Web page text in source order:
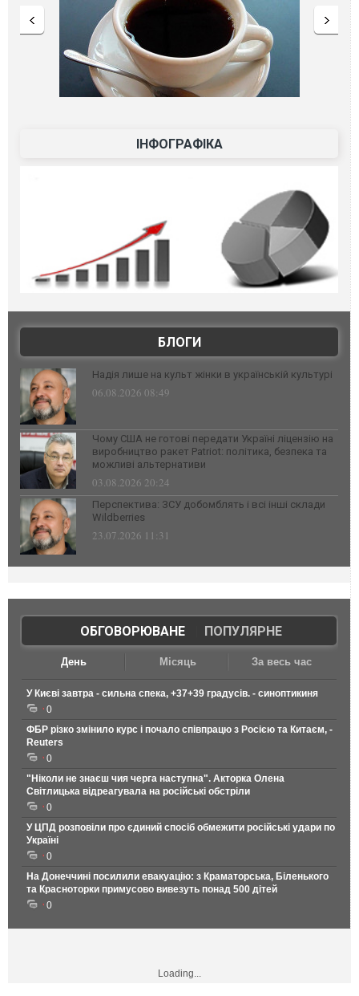
ІНФОГРАФІКА
БЛОГИ
Надія лише на культ жінки в українській культурі
06.08.2026 08:49
Чому США не готові передати Україні ліцензію на
виробництво ракет Patriot: політика, безпека та
можливі альтернативи
03.08.2026 20:24
Перспектива: ЗСУ добомблять і всі інші склади
Wildberries
23.07.2026 11:31
ОБГОВОРЮВАНЕ| ПОПУЛЯРНЕ
День Місяць За весь час
У Києві завтра - сильна спека, +37+39 градусів. - синоптикиня
0
ФБР різко змінило курс і почало співпрацю з Росією та Китаєм, -
Reuters
0
"Ніколи не знаєш чия черга наступна". Акторка Олена
Світлицька відреагувала на російські обстріли
0
У ЦПД розповіли про єдиний спосіб обмежити російські удари по
Україні
0
На Донеччині посилили евакуацію: з Краматорська, Біленького
та Красноторки примусово вивезуть понад 500 дітей
0
Loading...